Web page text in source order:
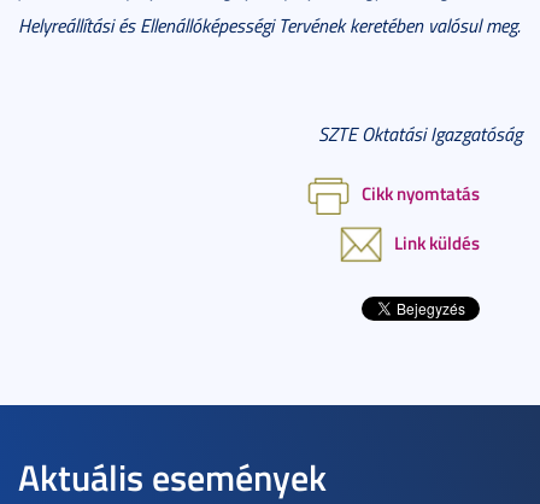
Helyreállítási és Ellenállóképességi Tervének keretében valósul meg.
SZTE Oktatási Igazgatóság
Cikk nyomtatás
Link küldés
Aktuális események